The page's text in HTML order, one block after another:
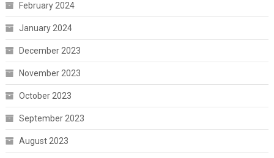
February 2024
January 2024
December 2023
November 2023
October 2023
September 2023
August 2023